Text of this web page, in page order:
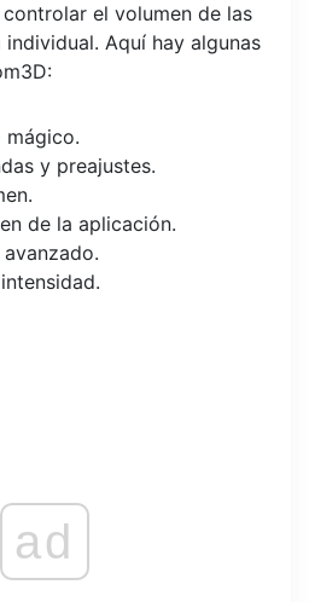
el volumen de las
Aquí hay algunas
mágico.
y preajustes.
de la aplicación.
ad